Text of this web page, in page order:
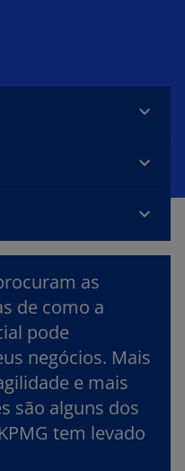
as
de como a
pode
negócios. Mais
e mais
são alguns dos
tem levado